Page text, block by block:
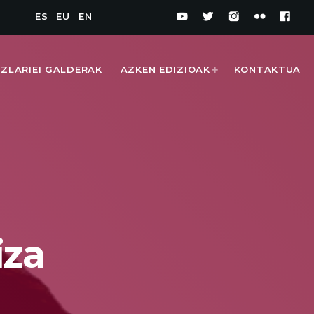
ES EU EN
GALDERAK AZKEN EDIZIOAK KONTAKTUA